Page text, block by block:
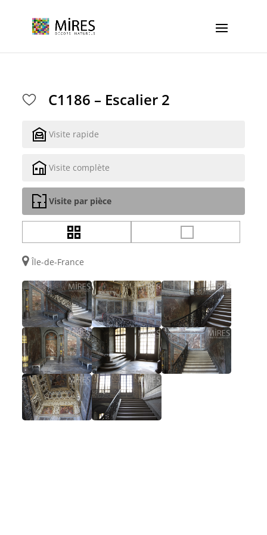
C1186 – Escalier 2
Visite rapide
Visite complète
Visite par pièce
Île-de-France